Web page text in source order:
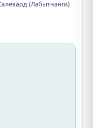
(Лабытнанги)